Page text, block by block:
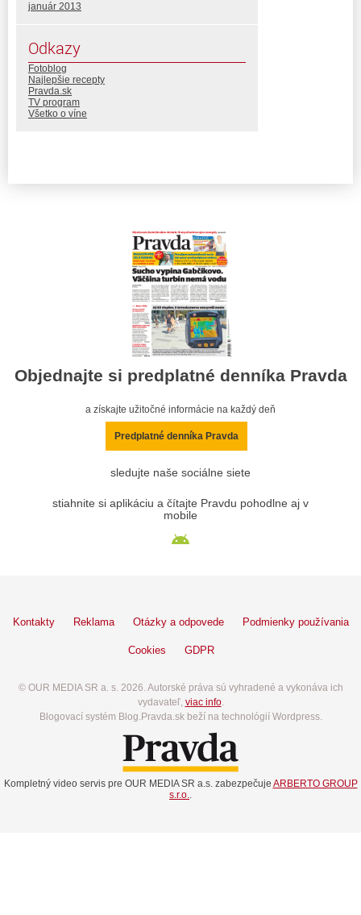
január 2013
Odkazy
Fotoblog
Najlepšie recepty
Pravda.sk
TV program
Všetko o víne
Objednajte si predplatné denníka Pravda
a získajte užitočné informácie na každý deň
Predplatné denníka Pravda
sledujte naše sociálne siete
stiahnite si aplikáciu a čítajte Pravdu pohodlne aj v
mobile
Kontakty Reklama Otázky a odpovede Podmienky používania
Cookies GDPR
© OUR MEDIA SR a. s. 2026. Autorské práva sú vyhradené a vykonáva ich
vydavateľ, viac info.
Blogovací systém Blog.Pravda.sk beží na technológií Wordpress.
Kompletný video servis pre OUR MEDIA SR a.s. zabezpečuje ARBERTO GROUP
s.r.o..